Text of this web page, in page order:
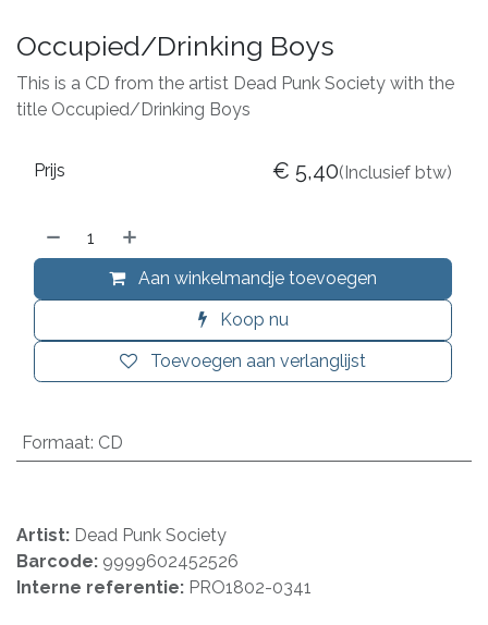
Occupied/Drinking Boys
This is a CD from the artist Dead Punk Society with the
title Occupied/Drinking Boys
Aan winkelmandje toevoegen
Koop nu
Toevoegen aan verlanglijst
Prijs € 5,40(Inclusief btw)
Formaat: CD
Artist: Dead Punk Society
Barcode: 9999602452526
Interne referentie: PRO1802-0341